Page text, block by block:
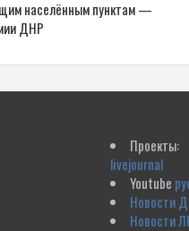
населённым пунктам —
ДНР
Проекты:
livejournal
Youtube
Новости
Новости